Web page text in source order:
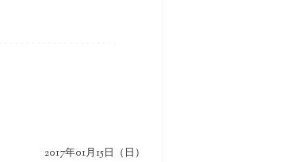
2017年01月15日（日）